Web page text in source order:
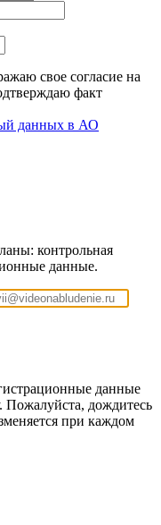
свое согласие на
факт
данных в АО
контрольная
данные.
данные
дождитесь
при каждом